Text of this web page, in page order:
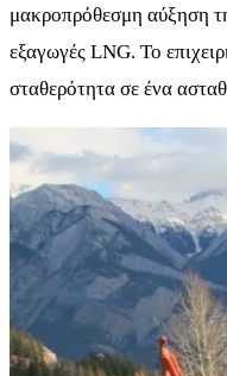
μακροπρόθεσμη αύξηση
εξαγωγές LNG. Το
σταθερότητα σε ένα